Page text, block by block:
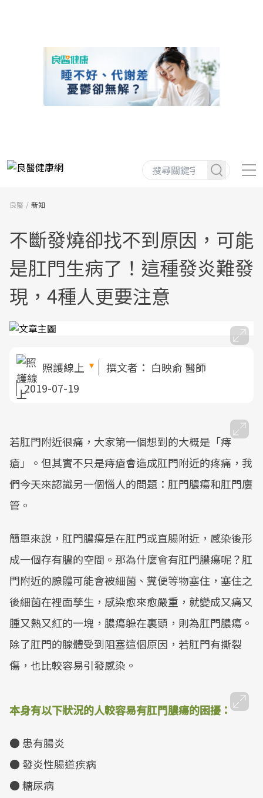
良醫 新知
不斷發燒卻找不到原因，可能
是肛門生病了！這種發炎難發
現，4種人更要注意
照護線上 撰文者： 白映俞 醫師
2019-07-19
若肛門附近很痛，大家第一個想到的大概是「痔
瘡」。但其實不只是痔瘡會造成肛門附近的疼痛，我
們今天來認識另一個惱人的問題：肛門膿瘍和肛門廔
管。
簡單來說，肛門膿瘍是在肛門或直腸附近，感染後形
成一個存有膿的空間。那為什麼會有肛門膿瘍呢？肛
門附近的腺體可能會被細菌、糞便等物塞住，塞住之
後細菌在裡面孳生，感染愈來愈嚴重，就變成又痛又
腫又熱又紅的一塊，膿瘍躲在裏頭，則為肛門膿瘍。
除了肛門的腺體受到阻塞這個原因，若肛門有撕裂
傷，也比較容易引發感染。
本身有以下狀況的人較容易有肛門膿瘍的困擾：
● 患有腸炎
● 發炎性腸道疾病
● 糖尿病